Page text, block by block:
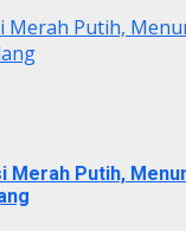
Merah Putih,
Putih,